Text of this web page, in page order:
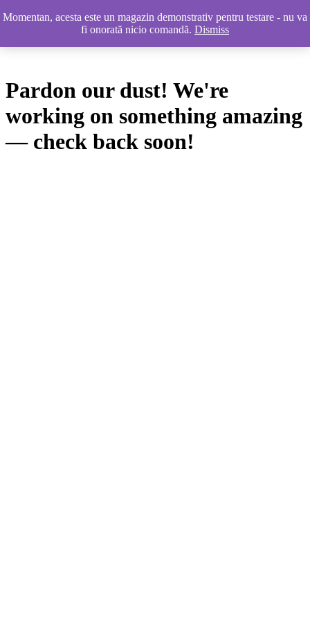
LinkedIn
Instagram
Facebook
Pardon our dust! We're
working on something amazing
— check back soon!
Momentan, acesta este un magazin demonstrativ pentru testare - nu va
fi onorată nicio comandă. Dismiss